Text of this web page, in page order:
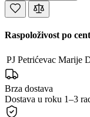
Raspoloživost po
PJ Petrićevac Marije
Brza dostava
Dostava u roku 1–3